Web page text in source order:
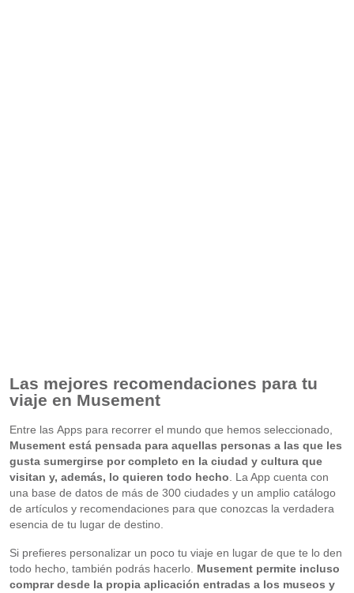
Las mejores recomendaciones para tu
viaje en Musement
Entre las Apps para recorrer el mundo que hemos seleccionado,
Musement está pensada para aquellas personas a las que les
gusta sumergirse por completo en la ciudad y cultura que
visitan y, además, lo quieren todo hecho. La App cuenta con
una base de datos de más de 300 ciudades y un amplio catálogo
de artículos y recomendaciones para que conozcas la verdadera
esencia de tu lugar de destino.
Si prefieres personalizar un poco tu viaje en lugar de que te lo den
todo hecho, también podrás hacerlo. Musement permite incluso
comprar desde la propia aplicación entradas a los museos y